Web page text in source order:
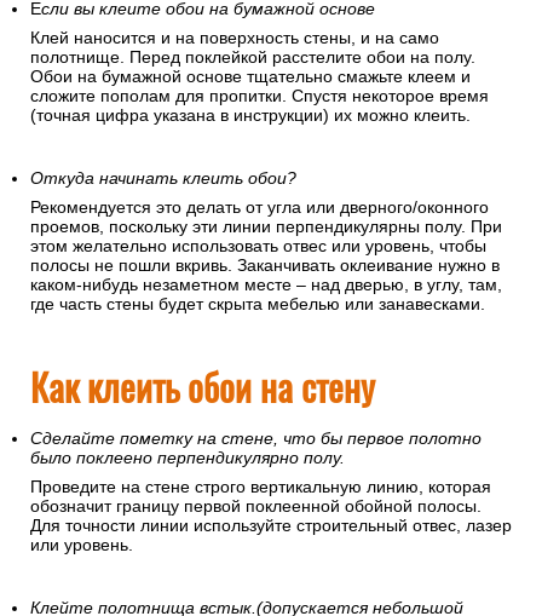
Клей наносится равномерным слоем на поверхность.
Маленьким шпателем аккуратно промазывается верх
стены. Излишки клея удаляются губкой, намоченной в воде.
Если вы клеите обои на флизелиновой основе
Если вы клеите обои на бумажной основе
Клей наносится и на поверхность стены, и на само
полотнище. Перед поклейкой расстелите обои на полу.
Обои на бумажной основе тщательно смажьте клеем и
сложите пополам для пропитки. Спустя некоторое время
(точная цифра указана в инструкции) их можно клеить.
Откуда начинать клеить обои?
Рекомендуется это делать от угла или дверного/оконного
этом желательно использовать отвес или уровень, чтобы
полосы не пошли вкривь. Заканчивать оклеивание нужно в
каком-нибудь незаметном месте – над дверью, в углу, там,
где часть стены будет скрыта мебелью или занавесками.